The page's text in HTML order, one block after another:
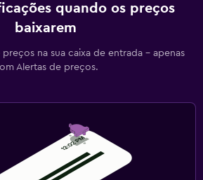
quando os preços
baixarem
na sua caixa de entrada - apenas
Alertas de preços.